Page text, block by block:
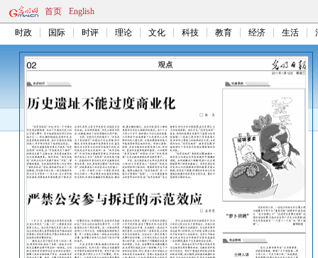
首页 English
时政 国际 时评 理论 文化 科技 教育 经济 生活